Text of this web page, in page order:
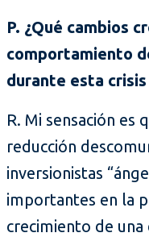
P. ¿Qué cambios
comportamiento
durante esta
R. Mi sensación es
reducción
inversionistas
importantes en la
crecimiento de